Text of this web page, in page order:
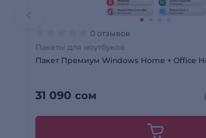
0 отзывов
Пакеты для ноутбуков
Пакет Премиум Windows Home + Office
31 090 сом